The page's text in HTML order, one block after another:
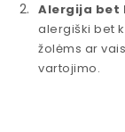
Alergija bet
alergiški bet
žolėms ar
vartojimo.